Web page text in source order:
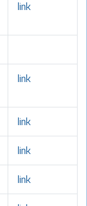
link
link
link
link
link